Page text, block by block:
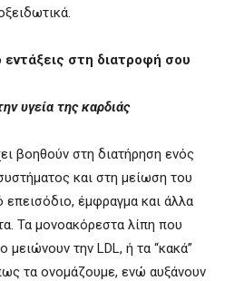
εντάξεις στη διατροφή σου
υγεία της καρδιάς
βοηθούν στη διατήρηση ενός
και στη μείωση του
επεισόδιο, έμφραγμα και άλλα
Τα μονοακόρεστα λίπη που
μειώνουν την LDL, ή τα “κακά”
τα ονομάζουμε, ενώ αυξάνουν